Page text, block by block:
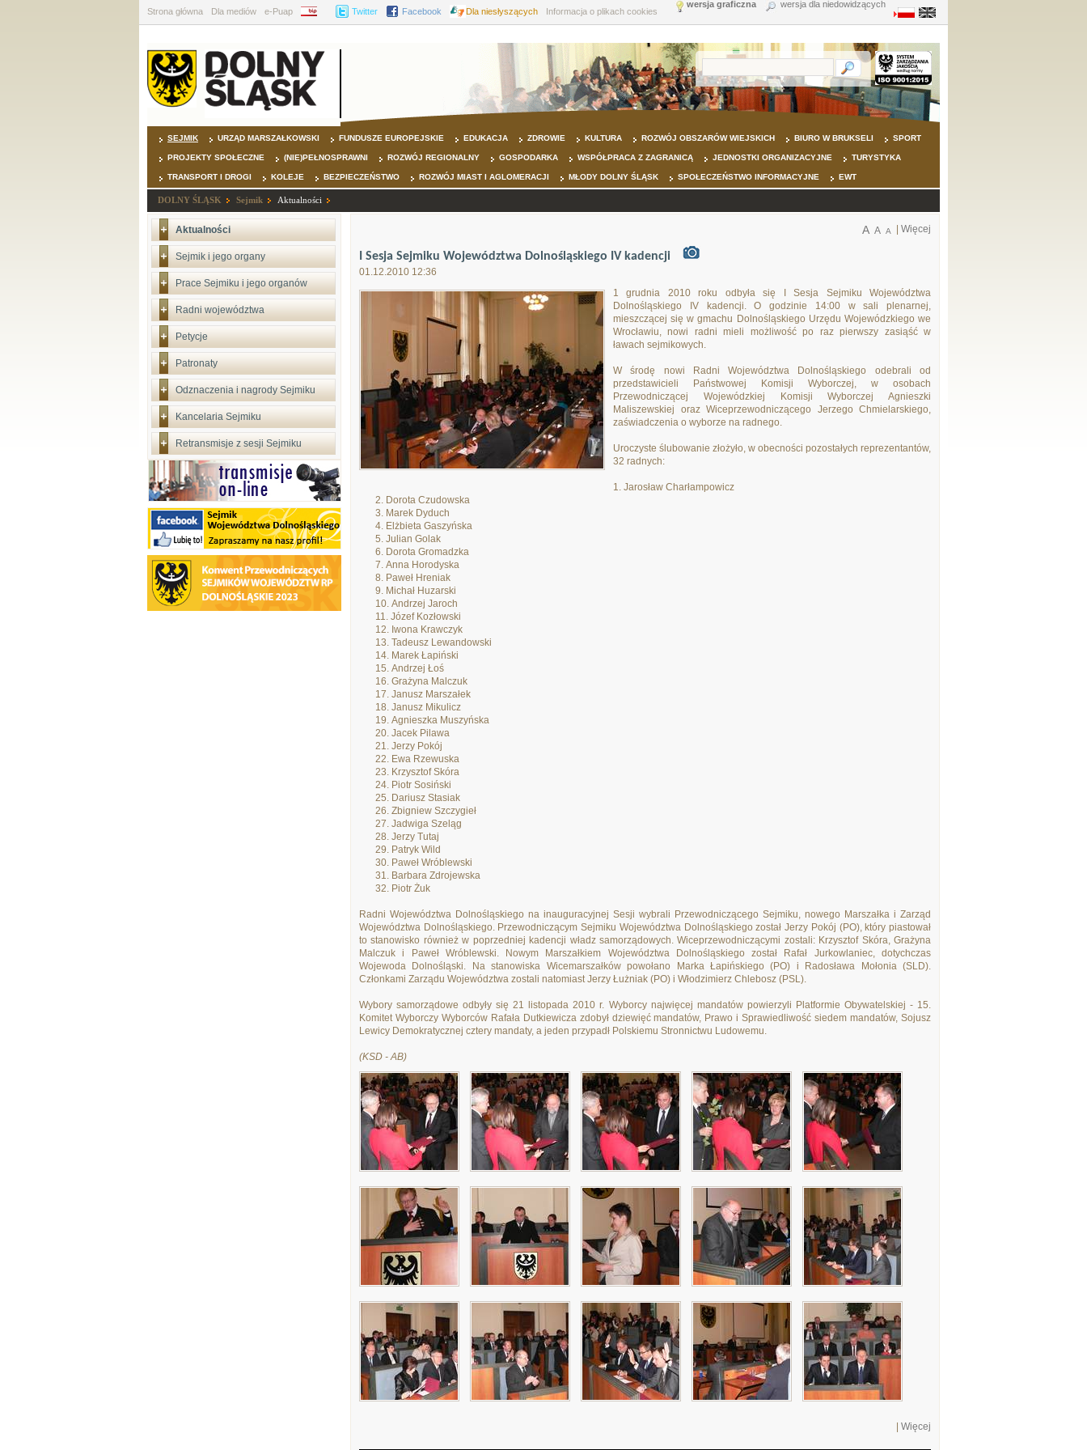
Strona główna Dla mediów e-Puap BIP Twitter Facebook Dla niesłyszących Informacja o plikach cookies
wersja graficzna wersja dla niedowidzących
SEJMIK URZĄD MARSZAŁKOWSKI FUNDUSZE EUROPEJSKIE EDUKACJA ZDROWIE KULTURA ROZWÓJ OBSZARÓW WIEJSKICH BIURO W BRUKSELI SPORT
PROJEKTY SPOŁECZNE (NIE)PEŁNOSPRAWNI ROZWÓJ REGIONALNY GOSPODARKA WSPÓŁPRACA Z ZAGRANICĄ JEDNOSTKI ORGANIZACYJNE TURYSTYKA
TRANSPORT I DROGI KOLEJE BEZPIECZEŃSTWO ROZWÓJ MIAST I AGLOMERACJI MŁODY DOLNY ŚLĄSK SPOŁECZEŃSTWO INFORMACYJNE EWT
DOLNY ŚLĄSK Sejmik Aktualności
Aktualności
Sejmik i jego organy
Prace Sejmiku i jego organów
Radni województwa
Petycje
Patronaty
Odznaczenia i nagrody Sejmiku
Kancelaria Sejmiku
Retransmisje z sesji Sejmiku
Więcej
A A A
I Sesja Sejmiku Województwa Dolnośląskiego IV kadencji
01.12.2010 12:36
1 grudnia 2010 roku odbyła się I Sesja Sejmiku Województwa
Dolnośląskiego IV kadencji. O godzinie 14:00 w sali plenarnej,
mieszczącej się w gmachu Dolnośląskiego Urzędu Wojewódzkiego we
Wrocławiu, nowi radni mieli możliwość po raz pierwszy zasiąść w
ławach sejmikowych.
W środę nowi Radni Województwa Dolnośląskiego odebrali od
przedstawicieli Państwowej Komisji Wyborczej, w osobach
Przewodniczącej Wojewódzkiej Komisji Wyborczej Agnieszki
Maliszewskiej oraz Wiceprzewodniczącego Jerzego Chmielarskiego,
zaświadczenia o wyborze na radnego.
Uroczyste ślubowanie złożyło, w obecności pozostałych reprezentantów,
32 radnych:
Jarosław Charłampowicz
Dorota Czudowska
Marek Dyduch
Elżbieta Gaszyńska
Julian Golak
Dorota Gromadzka
Anna Horodyska
Paweł Hreniak
Michał Huzarski
Andrzej Jaroch
Józef Kozłowski
Iwona Krawczyk
Tadeusz Lewandowski
Marek Łapiński
Andrzej Łoś
Grażyna Malczuk
Janusz Marszałek
Janusz Mikulicz
Agnieszka Muszyńska
Jacek Pilawa
Jerzy Pokój
Ewa Rzewuska
Krzysztof Skóra
Piotr Sosiński
Dariusz Stasiak
Zbigniew Szczygieł
Jadwiga Szeląg
Jerzy Tutaj
Patryk Wild
Paweł Wróblewski
Barbara Zdrojewska
Piotr Żuk
Radni Województwa Dolnośląskiego na inauguracyjnej Sesji wybrali Przewodniczącego Sejmiku, nowego Marszałka i Zarząd
Województwa Dolnośląskiego. Przewodniczącym Sejmiku Województwa Dolnośląskiego został Jerzy Pokój (PO), który piastował
to stanowisko również w poprzedniej kadencji władz samorządowych. Wiceprzewodniczącymi zostali: Krzysztof Skóra, Grażyna
Malczuk i Paweł Wróblewski. Nowym Marszałkiem Województwa Dolnośląskiego został Rafał Jurkowlaniec, dotychczas
Wojewoda Dolnośląski. Na stanowiska Wicemarszałków powołano Marka Łapińskiego (PO) i Radosława Mołonia (SLD).
Członkami Zarządu Województwa zostali natomiast Jerzy Łużniak (PO) i Włodzimierz Chlebosz (PSL).
Wybory samorządowe odbyły się 21 listopada 2010 r. Wyborcy najwięcej mandatów powierzyli Platformie Obywatelskiej - 15.
Komitet Wyborczy Wyborców Rafała Dutkiewicza zdobył dziewięć mandatów, Prawo i Sprawiedliwość siedem mandatów, Sojusz
Lewicy Demokratycznej cztery mandaty, a jeden przypadł Polskiemu Stronnictwu Ludowemu.
(KSD - AB)
Więcej